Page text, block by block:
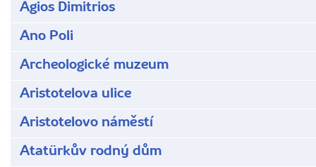
Agios Dimitrios
Ano Poli
Archeologické muzeum
Aristotelova ulice
Aristotelovo náměstí
Atatürkův rodný dům